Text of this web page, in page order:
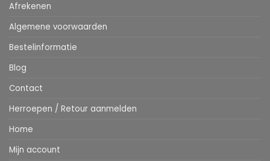
Afrekenen
Algemene voorwaarden
Bestelinformatie
Blog
Contact
Herroepen / Retour aanmelden
Home
Mijn account